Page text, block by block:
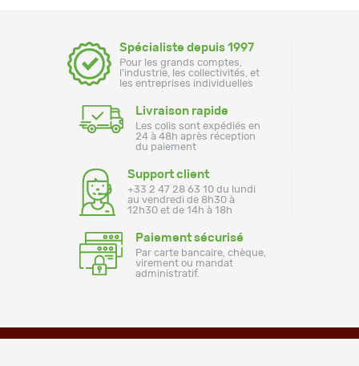
Spécialiste depuis 1997
Pour les grands comptes,
l'industrie, les collectivités, et
les entreprises individuelles
Livraison rapide
Les colis sont expédiés en
24 à 48h après réception
du paiement
Support client
+33 2 47 28 63 10 du lundi
au vendredi de 8h30 à
12h30 et de 14h à 18h
Paiement sécurisé
Par carte bancaire, chèque,
virement ou mandat
administratif.